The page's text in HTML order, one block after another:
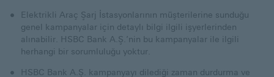
Elektrikli Araç Şarj İstasyonlarının müşterilerine sunduğu
genel kampanyalar için detaylı bilgi ilgili işyerlerinden
alınabilir. HSBC Bank A.Ş.’nin bu kampanyalar ile ilgili
herhangi bir sorumluluğu yoktur.
HSBC Bank A.Ş. kampanyayı dilediği zaman durdurma ve